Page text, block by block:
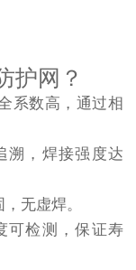
护网？
系数高，通过相
溯，焊接强度达
无虚焊。
可检测，保证寿